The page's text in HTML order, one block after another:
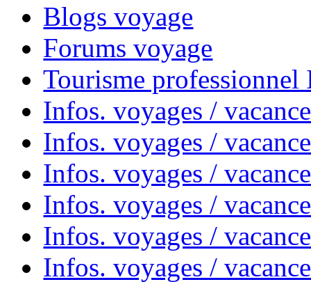
Blogs voyage
Forums voyage
Tourisme
Infos. voyages /
Infos. voyages /
Infos. voyages /
Infos. voyages /
Infos. voyages /
Infos. voyages /